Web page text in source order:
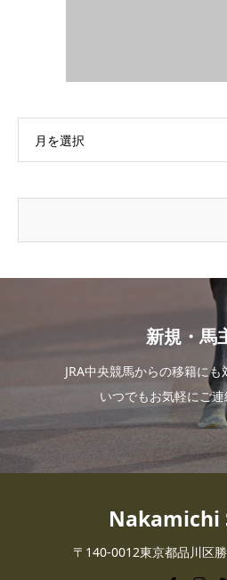
月を選択
新規・馬
JRA中央競馬からの移籍にも
いつでもお気軽にご
Nakamichi
〒140-0012東京都品川区